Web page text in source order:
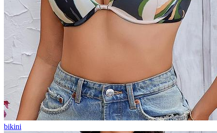
bikini